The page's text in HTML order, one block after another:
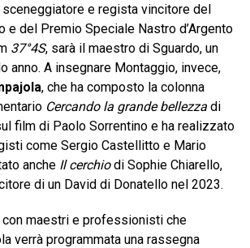
sceneggiatore e regista vincitore del
e del Premio Speciale Nastro d’Argento
37°4S, sarà il maestro di Sguardo, un
anno. A insegnare Montaggio, invece,
, che ha composto la colonna
Cercando la grande bellezzadi
film di Paolo Sorrentino e ha realizzato
come Sergio Castellitto e Mario
anche Il cerchiodi Sophie Chiarello,
di un David di Donatello nel 2023.
maestri e professionisti che
verrà programmata una rassegna